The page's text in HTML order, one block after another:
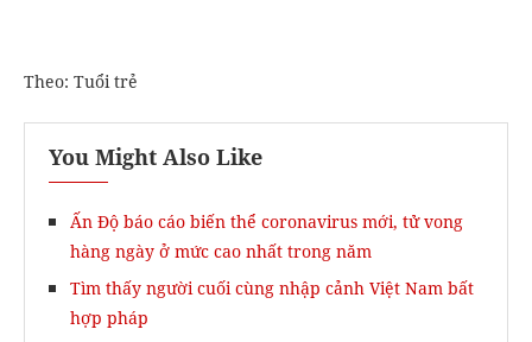
Theo: Tuổi trẻ
You Might Also Like
Ấn Độ báo cáo biến thể coronavirus mới, tử vong
hàng ngày ở mức cao nhất trong năm
Tìm thấy người cuối cùng nhập cảnh Việt Nam bất
hợp pháp